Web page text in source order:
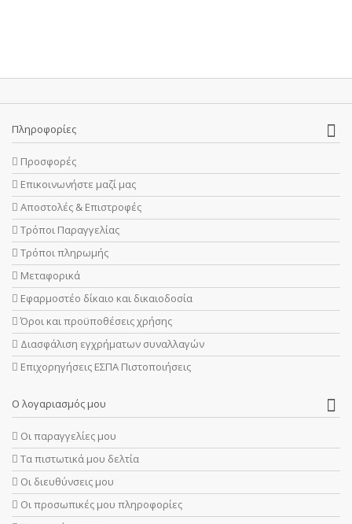
Πληροφορίες
Προσφορές
Επικοινωνήστε μαζί μας
Αποστολές & Επιστροφές
Τρόποι Παραγγελίας
Τρόποι πληρωμής
Μεταφορικά
Εφαρμοστέο δίκαιο και δικαιοδοσία
Όροι και προϋποθέσεις χρήσης
Διασφάλιση εγχρήματων συναλλαγών
Επιχορηγήσεις ΕΣΠΑ Πιστοποιήσεις
Ο λογαριασμός μου
Οι παραγγελίες μου
Τα πιστωτικά μου δελτία
Οι διευθύνσεις μου
Οι προσωπικές μου πληροφορίες